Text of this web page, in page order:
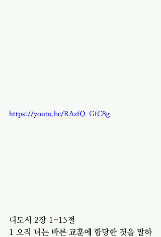
https://youtu.be/RAzfQ_GfC8g
디도서 2장 1-15절
1 오직 너는 바른 교훈에 합당한 것을 말하